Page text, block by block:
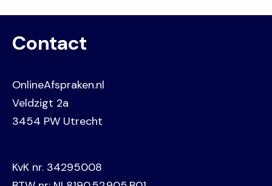
Contact
OnlineAfspraken.nl
Veldzigt 2a
3454 PW Utrecht
KvK nr. 34295008